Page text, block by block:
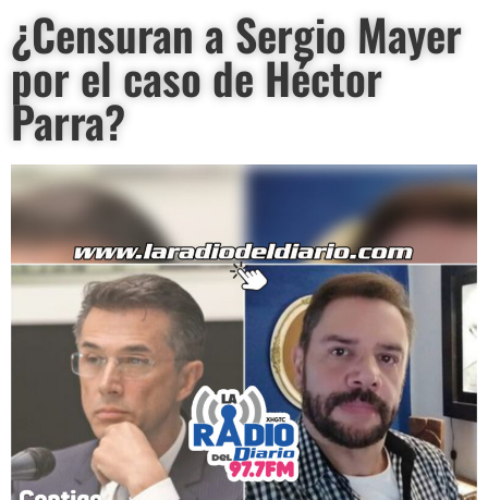
¿Censuran a Sergio Mayer
por el caso de Héctor
Parra?